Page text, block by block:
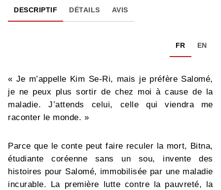
DESCRIPTIF DÉTAILS AVIS
FR EN
« Je m’appelle Kim Se-Ri, mais je préfère Salomé,
je ne peux plus sortir de chez moi à cause de la
maladie. J’attends celui, celle qui viendra me
raconter le monde. »
Parce que le conte peut faire reculer la mort, Bitna,
étudiante coréenne sans un sou, invente des
histoires pour Salomé, immobilisée par une maladie
incurable. La première lutte contre la pauvreté, la